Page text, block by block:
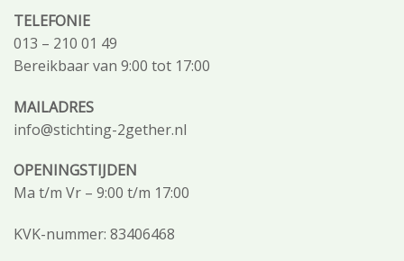
TELEFONIE
013 – 210 01 49
Bereikbaar van 9:00 tot 17:00
MAILADRES
info@stichting-2gether.nl
OPENINGSTIJDEN
Ma t/m Vr – 9:00 t/m 17:00
KVK-nummer: 83406468